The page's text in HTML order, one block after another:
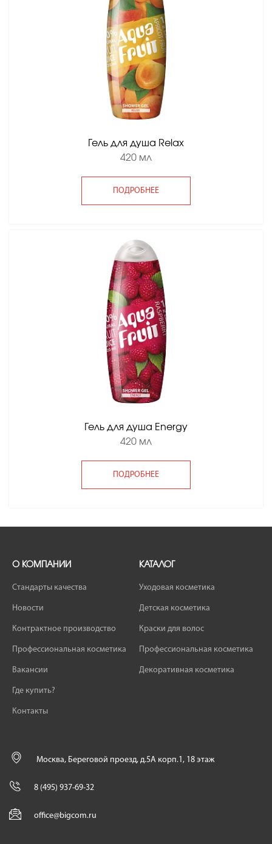
Гель для душа Relax
420 мл
ПОДРОБНЕЕ
Гель для душа Energy
420 мл
ПОДРОБНЕЕ
О КОМПАНИИ
Стандарты качества
Новости
Контрактное производство
Профессиональная косметика
Вакансии
Где купить?
Контакты
КАТАЛОГ
Уходовая косметика
Детская косметика
Краски для волос
Профессиональная косметика
Декоративная косметика
Москва, Береговой проезд, д.5А корп.1, 18 этаж
8 (495) 937-69-32
office@bigcom.ru